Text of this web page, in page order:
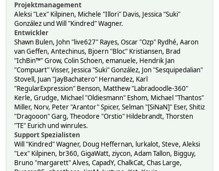
Projektmanagement
Aleksi "Lex" Kilpinen, Michele "Illori" Davis, Jessica "Suki"
González und Will "Kindred" Wagner.
Entwickler
Shawn Bulen, John "live627" Rayes, Oscar "Ozp" Rydhé, Aaron
van Geffen, Antechinus, Bjoern "Bloc" Kristiansen, Brad
"IchBin™" Grow, Colin Schoen, emanuele, Hendrik Jan
"Compuart" Visser, Jessica "Suki" González, Jon "Sesquipedalian"
Stovell, Juan "JayBachatero" Hernandez, Karl
"RegularExpression" Benson, Matthew "Labradoodle-360"
Kerle, Grudge, Michael "Oldiesmann" Eshom, Michael "Thantos"
Miller, Norv, Peter "Arantor" Spicer, Selman "[SiNaN]" Eser, Shitiz
"Dragooon" Garg, Theodore "Orstio" Hildebrandt, Thorsten
"TE" Eurich und winrules.
Support Spezialisten
Will "Kindred" Wagner, Doug Heffernan, lurkalot, Steve, Aleksi
"Lex" Kilpinen, br360, GigaWatt, ziycon, Adam Tallon, Bigguy,
Bruno "margarett" Alves, CapadY, ChalkCat, Chas Large,